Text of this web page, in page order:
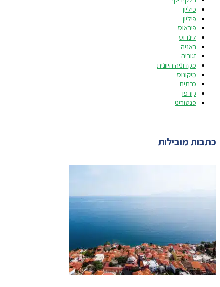
פיליון
פיליון
פיראוס
לינדוס
חאניה
זגוריה
מקדוניה היוונית
מיקונוס
כרתים
קורפו
סנטוריני
כתבות מובילות